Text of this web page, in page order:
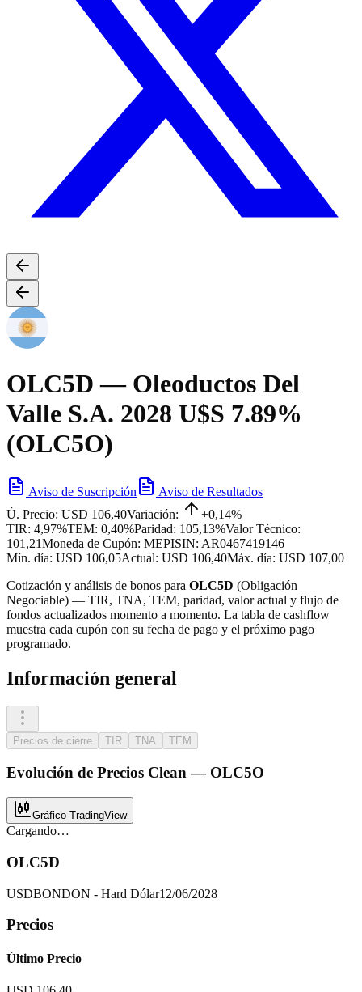
OLC5D — Oleoductos Del
Valle S.A. 2028 U$S 7.89%
(OLC5O)
Aviso de Suscripción
Aviso de Resultados
Ú. Precio: USD 106,40Variación:
+0,14%
TIR: 4,97%TEM: 0,40%Paridad: 105,13%Valor Técnico:
101,21Moneda de Cupón: MEPISIN: AR0467419146
Mín. día: USD 106,05Actual: USD 106,40Máx. día: USD 107,00
Cotización y análisis de bonos para OLC5D (Obligación
Negociable) — TIR, TNA, TEM, paridad, valor actual y flujo de
fondos actualizados momento a momento. La tabla de cashflow
muestra cada cupón con su fecha de pago y el próximo pago
programado.
Información general
Precios de cierre TIR TNA TEM
Evolución de Precios Clean— OLC5O
Gráfico TradingView
Cargando…
OLC5D
USDBONDON - Hard Dólar12/06/2028
Precios
Último Precio